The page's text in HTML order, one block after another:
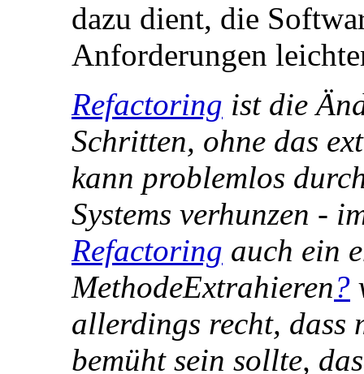
dazu dient, die
Anforderungen
Refactoring ist die
Schritten, ohne das
kann problemlos
Systems verhunzen -
Refactoring auch ein
MethodeExtrahieren?
allerdings recht, dass
bemüht sein sollte,